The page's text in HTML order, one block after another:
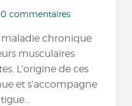
commentaires
maladie chronique
musculaires
L’origine de ces
et s’accompagne